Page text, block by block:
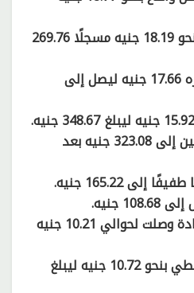
كما تراجع سمك موسى بنحو 18.19 جنيه مسجلًا 269.76
وشهد الوقار انخفاضًا قدره 17.66 جنيه ليصل إلى
كما انخفضت أسعار الثعابين إلى 323.08 جنيه بعد
165.22 جنيه.
جنيه.
سجل الماكريل المجمد زيادة وصلت لحوالي 10.21 جنيه
كما ارتفع سعر فيليه البلطي بنحو 10.72 جنيه ليبلغ